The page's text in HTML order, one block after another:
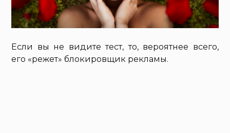
Если вы не видите тест, то, вероятнее всего,
его «режет» блокировщик рекламы.